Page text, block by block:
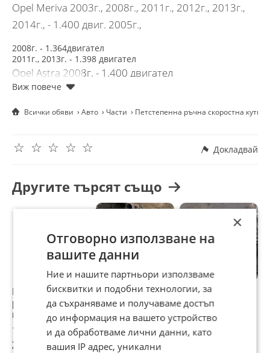
Opel Meriva 2003г., 2008г., 2011г., 2012г., 2013г.,
2014г., - 1.400 двиг. 2005г.,
2008г. - 1.364двигател
2011г., 2013г. - 1.398 двигател
Opel Astra 2008г. - 1.400 двигател
двигател
Opel Corsa 2005г., 2007г., 2008г.
2009г., 2010г.,
2008г., 2009г., 2010г., 2011г., 2012г.,
Всички обяви Авто Части Петстепенна ръчна скоростна
☆
☆
☆
☆
☆ Докладвай
Другите търсят също
Петстепенна
ръчна скоростна
кутия Ford Focus
C-MAX 2003-2007
ID: 155092
117,60 €
230,01 лв
Ръчна скоростна
кутия Opel Astra
1.7-75к.с.Y17DT -
250лв
127,82 €
249,99 лв
Ръчна скоростна
кутия Opel Astra
1.7 X17DTL - 250лв
127,82 €
×
Отговорно използване на
вашите данни
Ние и нашите партньори използваме
бисквитки и подобни технологии, за
да съхраняваме и получаваме достъп
до информация на вашето устройство
и да обработваме лични данни, като
вашия IP адрес, уникални